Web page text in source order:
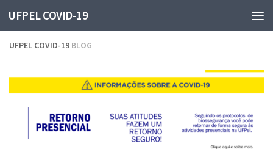
Skip to content
UFPEL COVID-19
UFPEL COVID-19 BLOG